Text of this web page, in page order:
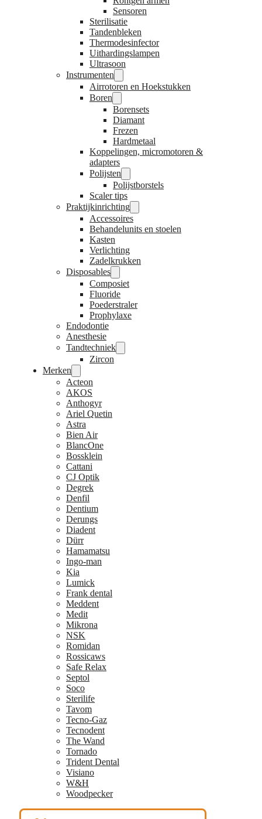
Sensoren
Sterilisatie
Tandenbleken
Thermodesinfector
Uithardingslampen
Ultrasoon
Instrumenten
Airrotoren en Hoekstukken
Boren
Borensets
Diamant
Frezen
Hardmetaal
Koppelingen, micromotoren &
adapters
Polijsten
Polijstborstels
Scaler tips
Praktijkinrichting
Accessoires
Behandelunits en stoelen
Kasten
Verlichting
Zadelkrukken
Disposables
Composiet
Fluoride
Poederstraler
Prophylaxe
Endodontie
Anesthesie
Tandtechniek
Zircon
Merken
Acteon
AKOS
Anthogyr
Ariel Quetin
Astra
Bien Air
BlancOne
Bossklein
Cattani
CJ Optik
Degrek
Denfil
Dentium
Derungs
Diadent
Dürr
Hamamatsu
Ingo-man
Kia
Lumick
Frank dental
Meddent
Medit
Mikrona
NSK
Romidan
Rossicaws
Safe Relax
Septol
Soco
Sterilife
Tavom
Tecno-Gaz
Tecnodent
The Wand
Tornado
Trident Dental
Visiano
W&H
Woodpecker